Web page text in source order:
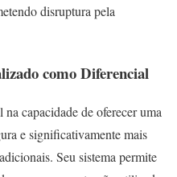
disruptura pela
como Diferencial
capacidade de oferecer uma
e significativamente mais
Seu sistema permite